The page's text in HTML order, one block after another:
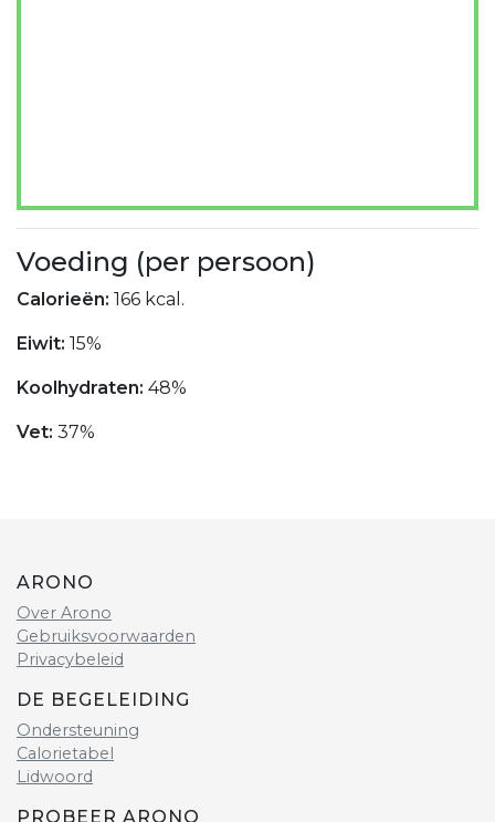
Voeding (per persoon)
Calorieën: 166 kcal.
Eiwit: 15%
Koolhydraten: 48%
Vet: 37%
ARONO
Over Arono
Gebruiksvoorwaarden
Privacybeleid
DE BEGELEIDING
Ondersteuning
Calorietabel
Lidwoord
PROBEER ARONO